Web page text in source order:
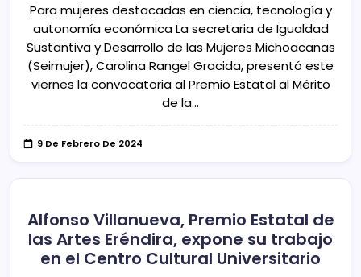
Para mujeres destacadas en ciencia, tecnología y
autonomía económica La secretaria de Igualdad
Sustantiva y Desarrollo de las Mujeres Michoacanas
(Seimujer), Carolina Rangel Gracida, presentó este
viernes la convocatoria al Premio Estatal al Mérito
de la…
9 De Febrero De 2024
Alfonso Villanueva, Premio Estatal de
las Artes Eréndira, expone su trabajo
en el Centro Cultural Universitario